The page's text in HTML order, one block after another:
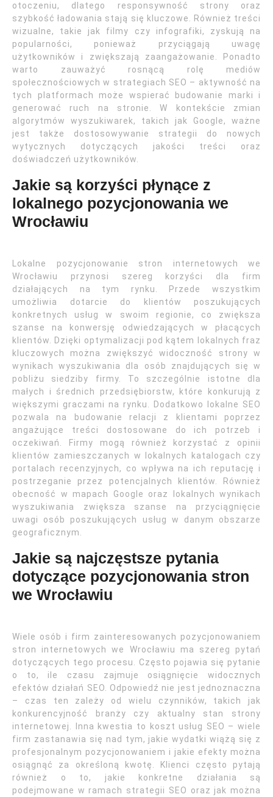
otoczeniu, dlatego responsywność strony oraz
szybkość ładowania stają się kluczowe. Również treści
wizualne, takie jak filmy czy infografiki, zyskują na
popularności, ponieważ przyciągają uwagę
użytkowników i zwiększają zaangażowanie. Ponadto
warto zauważyć rosnącą rolę mediów
społecznościowych w strategiach SEO – aktywność na
tych platformach może wspierać budowanie marki i
generować ruch na stronie. W kontekście zmian
algorytmów wyszukiwarek, takich jak Google, ważne
jest także dostosowywanie strategii do nowych
wytycznych dotyczących jakości treści oraz
doświadczeń użytkowników.
Jakie są korzyści płynące z
lokalnego pozycjonowania we
Wrocławiu
Lokalne pozycjonowanie stron internetowych we
Wrocławiu przynosi szereg korzyści dla firm
działających na tym rynku. Przede wszystkim
umożliwia dotarcie do klientów poszukujących
konkretnych usług w swoim regionie, co zwiększa
szanse na konwersję odwiedzających w płacących
klientów. Dzięki optymalizacji pod kątem lokalnych fraz
kluczowych można zwiększyć widoczność strony w
wynikach wyszukiwania dla osób znajdujących się w
pobliżu siedziby firmy. To szczególnie istotne dla
małych i średnich przedsiębiorstw, które konkurują z
większymi graczami na rynku. Dodatkowo lokalne SEO
pozwala na budowanie relacji z klientami poprzez
angażujące treści dostosowane do ich potrzeb i
oczekiwań. Firmy mogą również korzystać z opinii
klientów zamieszczanych w lokalnych katalogach czy
portalach recenzyjnych, co wpływa na ich reputację i
postrzeganie przez potencjalnych klientów. Również
obecność w mapach Google oraz lokalnych wynikach
wyszukiwania zwiększa szanse na przyciągnięcie
uwagi osób poszukujących usług w danym obszarze
geograficznym.
Jakie są najczęstsze pytania
dotyczące pozycjonowania stron
we Wrocławiu
Wiele osób i firm zainteresowanych pozycjonowaniem
stron internetowych we Wrocławiu ma szereg pytań
dotyczących tego procesu. Często pojawia się pytanie
o to, ile czasu zajmuje osiągnięcie widocznych
efektów działań SEO. Odpowiedź nie jest jednoznaczna
– czas ten zależy od wielu czynników, takich jak
konkurencyjność branży czy aktualny stan strony
internetowej. Inna kwestia to koszt usług SEO – wiele
firm zastanawia się nad tym, jakie wydatki wiążą się z
profesjonalnym pozycjonowaniem i jakie efekty można
osiągnąć za określoną kwotę. Klienci często pytają
również o to, jakie konkretne działania są
podejmowane w ramach strategii SEO oraz jak można